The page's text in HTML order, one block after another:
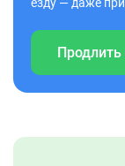
Продлить